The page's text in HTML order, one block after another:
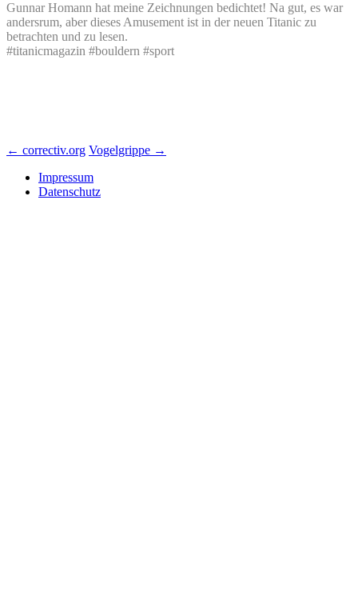
Gunnar Homann hat meine Zeichnungen bedichtet! Na gut, es war
andersrum, aber dieses Amusement ist in der neuen Titanic zu
betrachten und zu lesen.
#titanicmagazin #bouldern #sport
Beitrags-
Navigation
← correctiv.org Vogelgrippe →
Impressum
Datenschutz